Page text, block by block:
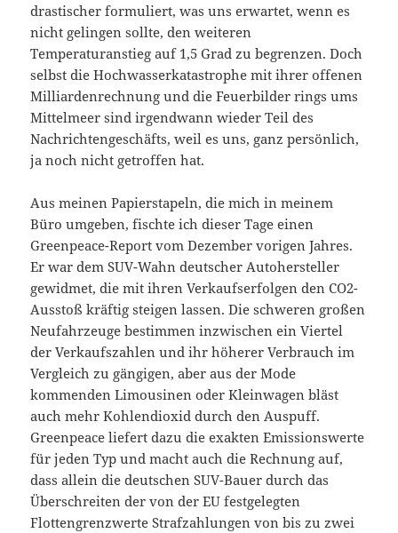
drastischer formuliert, was uns erwartet, wenn es
nicht gelingen sollte, den weiteren
Temperaturanstieg auf 1,5 Grad zu begrenzen. Doch
selbst die Hochwasserkatastrophe mit ihrer offenen
Milliardenrechnung und die Feuerbilder rings ums
Mittelmeer sind irgendwann wieder Teil des
Nachrichtengeschäfts, weil es uns, ganz persönlich,
ja noch nicht getroffen hat.
Aus meinen Papierstapeln, die mich in meinem
Büro umgeben, fischte ich dieser Tage einen
Greenpeace-Report vom Dezember vorigen Jahres.
Er war dem SUV-Wahn deutscher Autohersteller
gewidmet, die mit ihren Verkaufserfolgen den CO2-
Ausstoß kräftig steigen lassen. Die schweren großen
Neufahrzeuge bestimmen inzwischen ein Viertel
der Verkaufszahlen und ihr höherer Verbrauch im
Vergleich zu gängigen, aber aus der Mode
kommenden Limousinen oder Kleinwagen bläst
auch mehr Kohlendioxid durch den Auspuff.
Greenpeace liefert dazu die exakten Emissionswerte
für jeden Typ und macht auch die Rechnung auf,
dass allein die deutschen SUV-Bauer durch das
Überschreiten der von der EU festgelegten
Flottengrenzwerte Strafzahlungen von bis zu zwei